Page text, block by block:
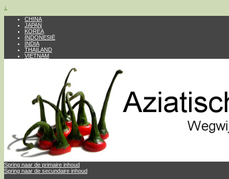
↓
CHINA
JAPAN
KOREA
INDONESIË
INDIA
THAILAND
VIETNAM
Spring naar de primaire inhoud
Spring naar de secundaire inhoud